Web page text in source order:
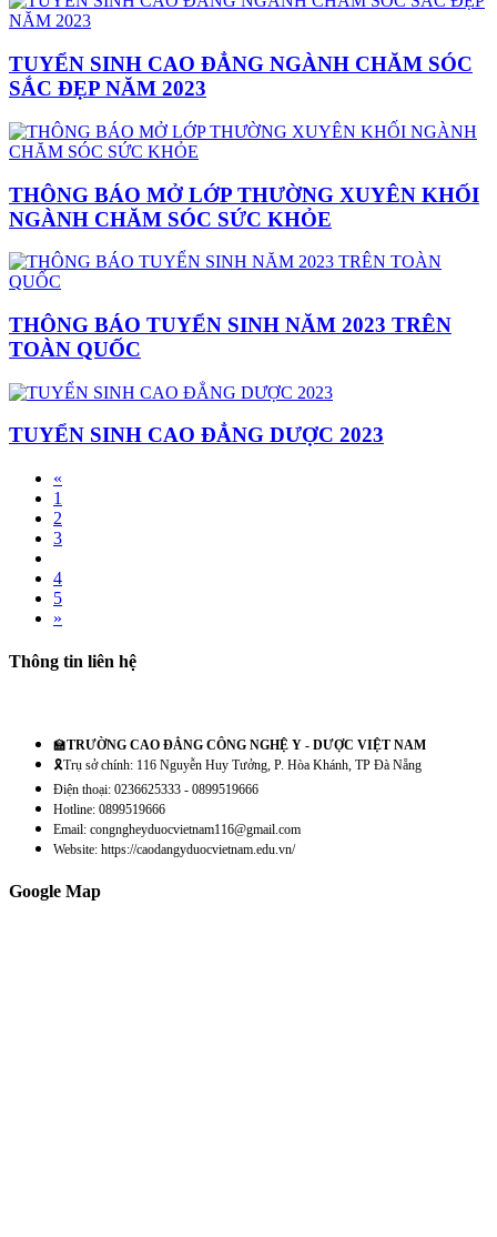
TUYỂN SINH CAO ĐẲNG NGÀNH CHĂM SÓC
SẮC ĐẸP NĂM 2023
THÔNG BÁO MỞ LỚP THƯỜNG XUYÊN KHỐI
NGÀNH CHĂM SÓC SỨC KHỎE
THÔNG BÁO TUYỂN SINH NĂM 2023 TRÊN
TOÀN QUỐC
TUYỂN SINH CAO ĐẲNG DƯỢC 2023
«
1
2
3
4
5
»
Thông tin liên hệ
🏫TRƯỜNG CAO ĐẲNG CÔNG NGHỆ Y - DƯỢC VIỆT NAM
🎗️Trụ sở chính: 116 Nguyễn Huy Tưởng, P. Hòa Khánh, TP Đà Nẵng
Điện thoại: 0236625333 - 0899519666
Hotline: 0899519666
Email: congngheyduocvietnam116@gmail.com
Website: https://caodangyduocvietnam.edu.vn/
Google Map